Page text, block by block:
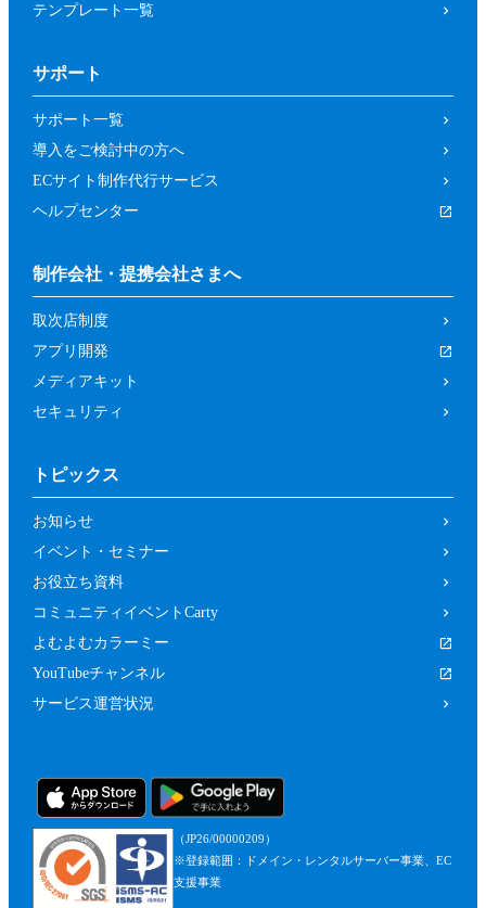
テンプレート一覧
サポート
サポート一覧
導入をご検討中の方へ
ECサイト制作代行サービス
ヘルプセンター
制作会社・提携会社さまへ
取次店制度
アプリ開発
メディアキット
セキュリティ
トピックス
お知らせ
イベント・セミナー
お役立ち資料
コミュニティイベントCarty
よむよむカラーミー
YouTubeチャンネル
サービス運営状況
（JP26/00000209）
※登録範囲：ドメイン・レンタルサーバー事業、EC
支援事業